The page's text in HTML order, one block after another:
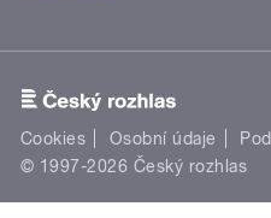
Cookies Osobní údaje
© 1997-2026 Český rozhlas